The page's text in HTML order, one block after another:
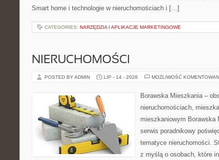
Smart home i technologie w nieruchomościach i […]
CATEGORIES: NARZĘDZIA I APLIKACJE MARKETINGOWE
NIERUCHOMOŚCI
POSTED BY ADMIN LIP - 14 - 2026 MOŻLIWOŚĆ
Borawska Mieszkania –
nieruchomościach,
mieszkaniowym Borawska
serwis poradnikowy
tematyce nieruchomości.
z myślą o osobach, które